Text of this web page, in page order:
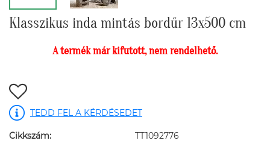
Klasszikus inda mintás bordűr 13x500 cm
A termék már kifutott, nem rendelhető.
TEDD FEL A KÉRDÉSEDET
Cikkszám: TT1092776